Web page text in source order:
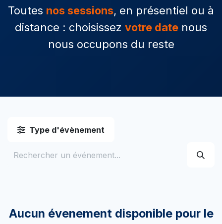
Toutes nos sessions, en présentiel ou à
distance : choisissez votre date nous
nous occupons du reste
Type d'évènement
Aucun évenement disponible pour le